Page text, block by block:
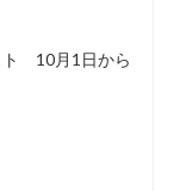
ト 10月1日から